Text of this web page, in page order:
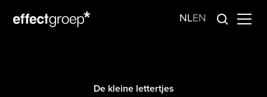
NLEN
De kleine lettertjes